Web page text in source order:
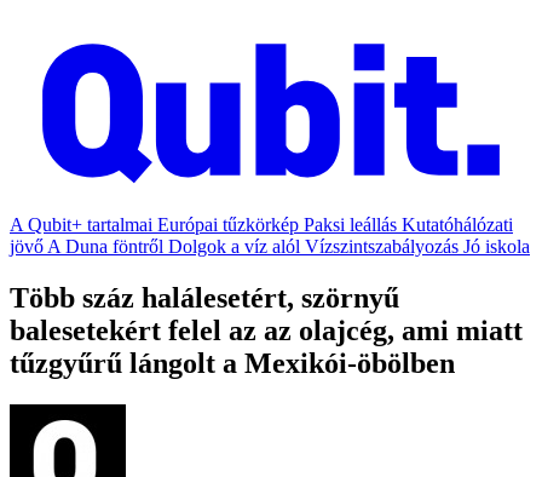
A Qubit+ tartalmai Európai tűzkörkép Paksi leállás Kutatóhálózati
jövő A Duna föntről Dolgok a víz alól Vízszintszabályozás Jó iskola
Több száz halálesetért, szörnyű
balesetekért felel az az olajcég, ami miatt
tűzgyűrű lángolt a Mexikói-öbölben